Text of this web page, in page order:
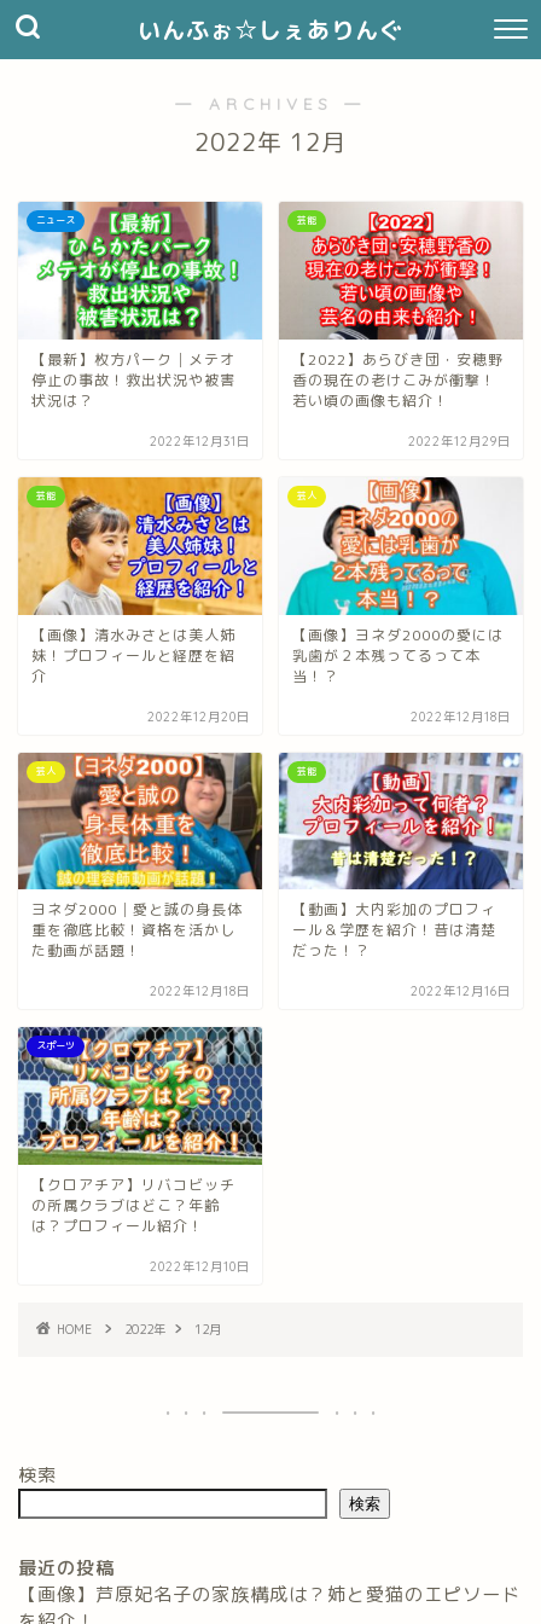
いんふぉ☆しぇありんぐ
― ARCHIVES ―
2022年 12月
ニュース
【最新】枚方パーク│メテオ
停止の事故！救出状況や被害
状況は？
2022年12月31日
芸能
【2022】あらびき団・安穂野
香の現在の老けこみが衝撃！
若い頃の画像も紹介！
2022年12月29日
芸能
【画像】清水みさとは美人姉
妹！プロフィールと経歴を紹
介
2022年12月20日
芸人
【画像】ヨネダ2000の愛には
乳歯が２本残ってるって本
当！？
2022年12月18日
芸人
ヨネダ2000│愛と誠の身長体
重を徹底比較！資格を活かし
た動画が話題！
2022年12月18日
芸能
【動画】大内彩加のプロフィ
ール＆学歴を紹介！昔は清楚
だった！？
2022年12月16日
スポーツ
【クロアチア】リバコビッチ
の所属クラブはどこ？年齢
は？プロフィール紹介！
2022年12月10日
HOME 2022年 12月
検索
検索
最近の投稿
【画像】芦原妃名子の家族構成は？姉と愛猫のエピソード